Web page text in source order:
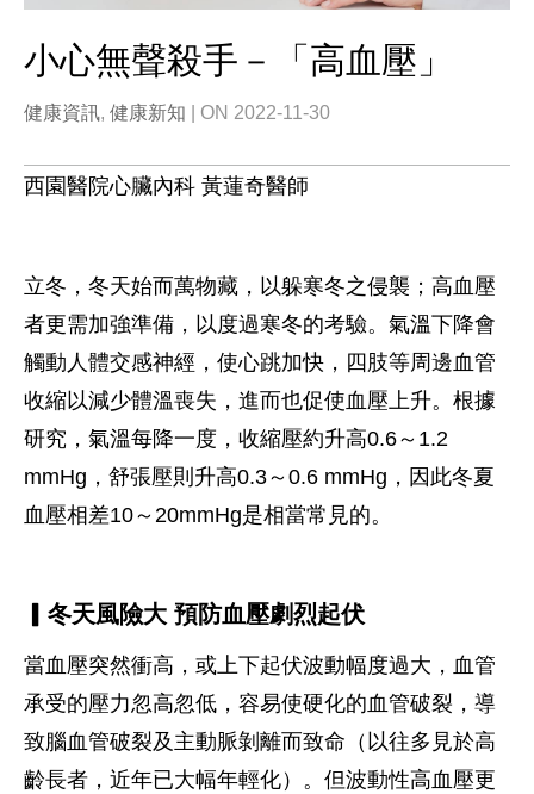
小心無聲殺手－「高血壓」
健康資訊, 健康新知 | ON 2022-11-30
西園醫院心臟內科 黃蓮奇醫師
立冬，冬天始而萬物藏，以躲寒冬之侵襲；高血壓
者更需加強準備，以度過寒冬的考驗。氣溫下降會
觸動人體交感神經，使心跳加快，四肢等周邊血管
收縮以減少體溫喪失，進而也促使血壓上升。根據
研究，氣溫每降一度，收縮壓約升高0.6～1.2
mmHg，舒張壓則升高0.3～0.6 mmHg，因此冬夏
血壓相差10～20mmHg是相當常見的。
▎冬天風險大 預防血壓劇烈起伏
當血壓突然衝高，或上下起伏波動幅度過大，血管
承受的壓力忽高忽低，容易使硬化的血管破裂，導
致腦血管破裂及主動脈剝離而致命（以往多見於高
齡長者，近年已大幅年輕化）。但波動性高血壓更